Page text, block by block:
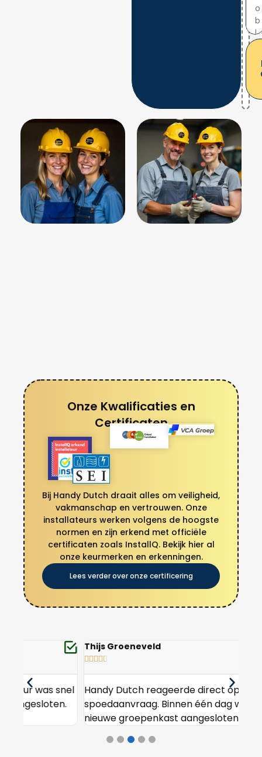
Onze Kwalificaties en
Certificaten
Bij Handy Dutch draait alles om veiligheid,
vakmanschap en vertrouwen. Onze
installateurs werken volgens de hoogste
normen en zijn erkend met officiële
certificaten zoals InstallQ. Bekijk hier al
onze keurmerken en erkenningen.
Lees verder over onze certificering
Thijs Groeneveld
Handy Dutch reageerde direct op mijn
spoedaanvraag. Binnen één dag was mijn
nieuwe groepenkast aangesloten.